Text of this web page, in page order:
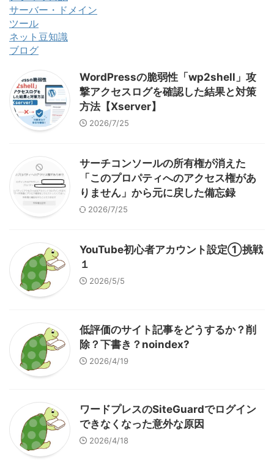
サーバー・ドメイン
ツール
ネット豆知識
ブログ
WordPressの脆弱性「wp2shell」攻
撃アクセスログを確認した結果と対策
方法【Xserver】
2026/7/25
サーチコンソールの所有権が消えた
「このプロパティへのアクセス権があ
りません」から元に戻した備忘録
2026/7/25
YouTube初心者アカウント設定①挑戦
１
2026/5/5
低評価のサイト記事をどうするか？削
除？下書き？noindex?
2026/4/19
ワードプレスのSiteGuardでログイン
できなくなった意外な原因
2026/4/18